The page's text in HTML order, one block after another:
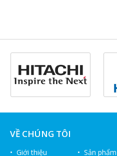
VỀ CHÚNG TÔI
• Giới thiệu • Sản phẩm